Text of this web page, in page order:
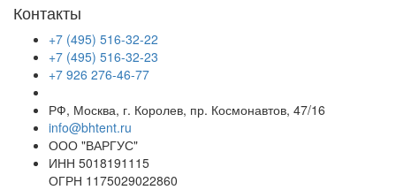
Контакты
+7 (495) 516-32-22
+7 (495) 516-32-23
+7 926 276-46-77
РФ, Москва, г. Королев, пр. Космонавтов, 47/16
info@bhtent.ru
ООО "ВАРГУС"
ИНН 5018191115
ОГРН 1175029022860